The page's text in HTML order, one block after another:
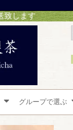
グループで選ぶ